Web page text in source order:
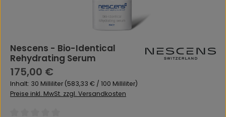
Nescens - Bio-Identical
Rehydrating Serum
Regulärer Preis:
175,00 €
Inhalt: 30 Milliliter (583,33 € / 100 Milliliter)
Preise inkl. MwSt. zzgl. Versandkosten